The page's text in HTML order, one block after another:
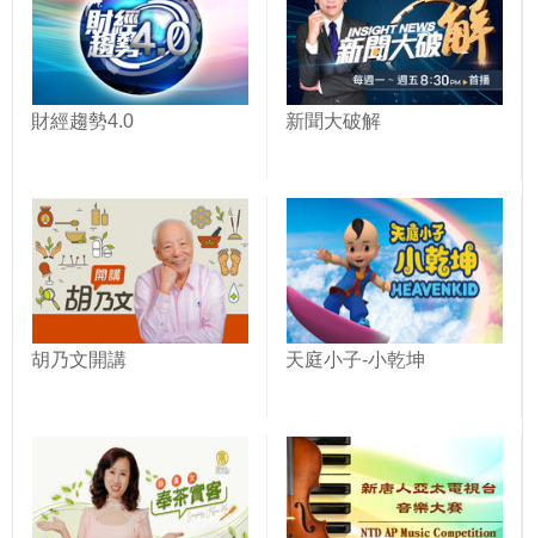
財經趨勢4.0 新聞大破解
胡乃文開講 天庭小子-小乾坤